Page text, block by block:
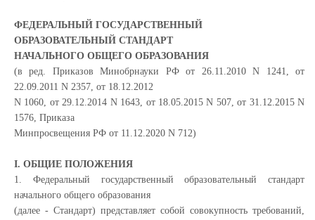
ФЕДЕРАЛЬНЫЙ ГОСУДАРСТВЕННЫЙ
ОБРАЗОВАТЕЛЬНЫЙ СТАНДАРТ
НАЧАЛЬНОГО ОБЩЕГО ОБРАЗОВАНИЯ
(в ред. Приказов Минобрнауки РФ от 26.11.2010 N 1241, от
22.09.2011 N 2357, от 18.12.2012
N 1060, от 29.12.2014 N 1643, от 18.05.2015 N 507, от 31.12.2015 N
1576, Приказа
Минпросвещения РФ от 11.12.2020 N 712)
I. ОБЩИЕ ПОЛОЖЕНИЯ
1. Федеральный государственный образовательный стандарт
начального общего образования
(далее - Стандарт) представляет собой совокупность требований,